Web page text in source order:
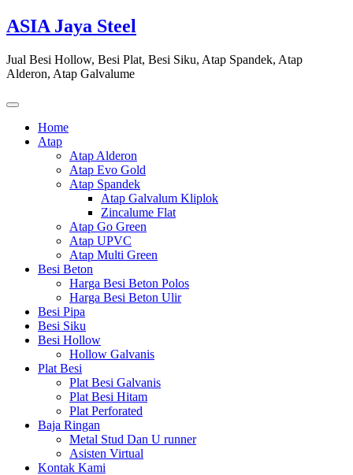
Skip
to
ASIA Jaya Steel
Jual Besi Hollow, Besi Plat, Besi Siku, Atap Spandek, Atap
Alderon, Atap Galvalume
Home
Atap
Atap Alderon
Atap Evo Gold
Atap Spandek
Atap Galvalum Kliplok
Zincalume Flat
Atap Go Green
Atap UPVC
Atap Multi Green
Besi Beton
Harga Besi Beton Polos
Harga Besi Beton Ulir
Besi Pipa
Besi Siku
Besi Hollow
Hollow Galvanis
Plat Besi
Plat Besi Galvanis
Plat Besi Hitam
Plat Perforated
Baja Ringan
Metal Stud Dan U runner
Asisten Virtual
Kontak Kami